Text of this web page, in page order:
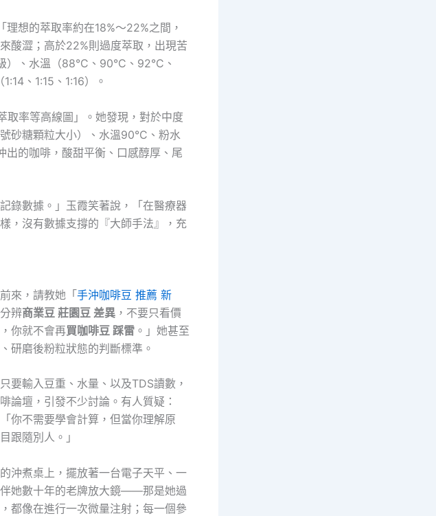
想的萃取率約在18%～22%之間，
酸澀；高於22%則過度萃取，出現苦
、水溫（88°C、90°C、92°C、
、1:15、1:16）。
取率等高線圖」。她發現，對於中度
砂糖顆粒大小）、水溫90°C、粉水
出的咖啡，酸甜平衡、口感醇厚、尾
錄數據。」玉霞笑著說，「在醫療器
，沒有數據支撐的『大師手法』，充
來，請教她「手沖咖啡豆 推薦 新
辨商業豆 莊園豆 差異 ，不要只看價
你就不會再買咖啡豆 踩雷 。」她甚至
研磨後粉粒狀態的判斷標準。
要輸入豆重、水量、以及TDS讀數，
論壇，引發不少討論。有人質疑：
你不需要學會計算，但當你理解原
跟隨別人。」
沖煮桌上，擺放著一台電子天平、一
她數十年的老牌放大鏡——那是她過
都像在進行一次微量注射；每一個參